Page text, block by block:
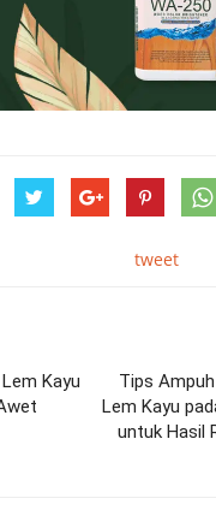
tweet
Kayu
Tips
Lem Kayu
untuk Hasil